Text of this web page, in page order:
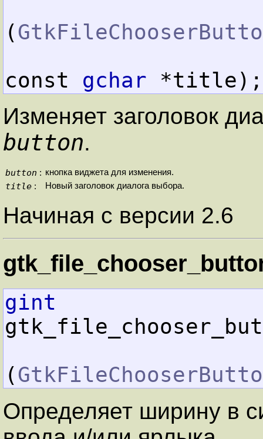
(
const gchar *title);
Изменяет заголовок
button.
button : кнопка виджета для изменения.
title : Новый заголовок диалога выбора.
Начиная с версии 2.6
gint
(
Определяет ширину в